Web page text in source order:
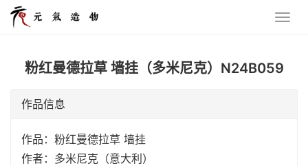
粉红曼德拉草 墙挂（多米尼克）N24B059
作品信息
作品：粉红曼德拉草 墙挂
作者：多米尼克（意大利）